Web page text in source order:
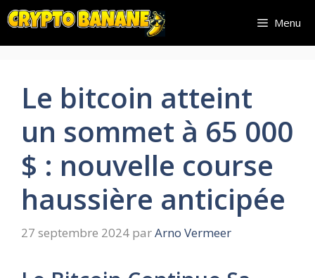
Aller
au
contenu
Menu
Le bitcoin atteint
un sommet à 65 000
$ : nouvelle course
haussière anticipée
27 septembre 2024 parArno Vermeer